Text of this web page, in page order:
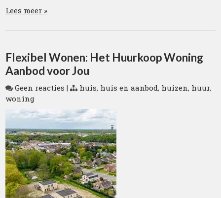
Lees meer »
Flexibel Wonen: Het Huurkoop Woning
Aanbod voor Jou
Geen reacties | huis, huis en aanbod, huizen, huur,
woning